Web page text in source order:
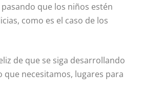
que los niños estén
como es el caso de los
de que se siga desarrollando
necesitamos, lugares para